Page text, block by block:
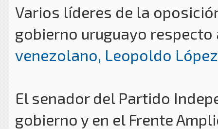
Varios líderes de la
gobierno uruguayo
venezolano, Leopoldo
El senador del Partido
gobierno y en el Frente